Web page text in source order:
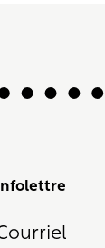
Infolettre